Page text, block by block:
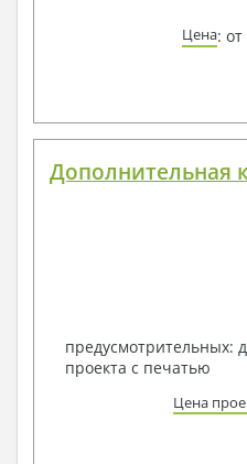
Цена: от
Дополнительная
предусмотрительных:
проекта с печатью
Цена